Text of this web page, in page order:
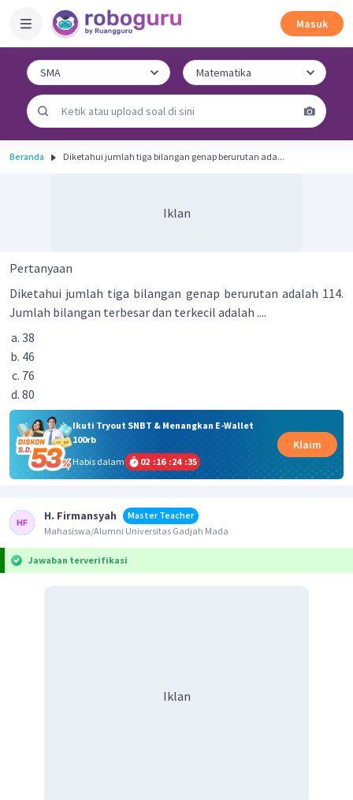
Masuk
Beranda Diketahui jumlah tiga bilangan genap berurutan ada...
Iklan
Pertanyaan
Diketahui jumlah tiga bilangan genap berurutan adalah 114.
Jumlah bilangan terbesar dan terkecil adalah ....
38
46
76
80
Ikuti Tryout SNBT & Menangkan E-Wallet
100rb
Habis dalam
02 :16 :24 :35
Klaim
H. Firmansyah
Master Teacher
Mahasiswa/Alumni Universitas Gadjah Mada
Jawaban terverifikasi
Iklan